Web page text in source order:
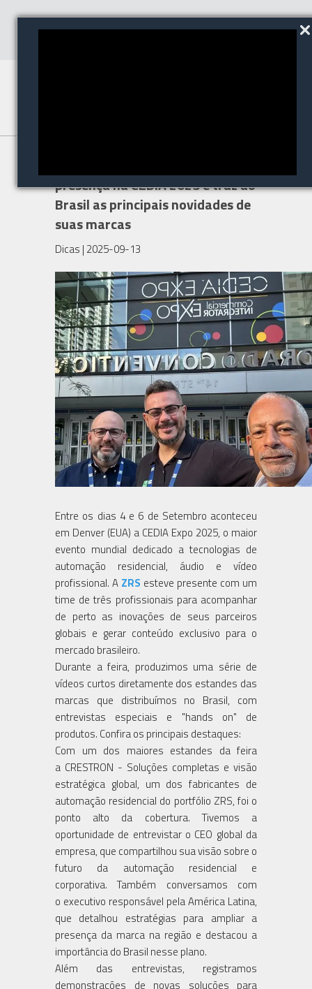
presença na CEDIA 2025 e traz ao
Brasil as principais novidades de
suas marcas
Dicas | 2025-09-13
Entre os dias 4 e 6 de Setembro aconteceu
em Denver (EUA) a CEDIA Expo 2025, o maior
evento mundial dedicado a tecnologias de
automação residencial, áudio e vídeo
profissional. A ZRS esteve presente com um
time de três profissionais para acompanhar
de perto as inovações de seus parceiros
globais e gerar conteúdo exclusivo para o
mercado brasileiro.
Durante a feira, produzimos uma série de
vídeos curtos diretamente dos estandes das
marcas que distribuímos no Brasil, com
entrevistas especiais e "hands on" de
produtos. Confira os principais destaques:
Com um dos maiores estandes da feira
a CRESTRON - Soluções completas e visão
estratégica global, um dos fabricantes de
automação residencial do portfólio ZRS, foi o
ponto alto da cobertura. Tivemos a
oportunidade de entrevistar o CEO global da
empresa, que compartilhou sua visão sobre o
futuro da automação residencial e
corporativa. Também conversamos com
o executivo responsável pela América Latina,
que detalhou estratégias para ampliar a
presença da marca na região e destacou a
importância do Brasil nesse plano.
Além das entrevistas, registramos
demonstrações de novas soluções para